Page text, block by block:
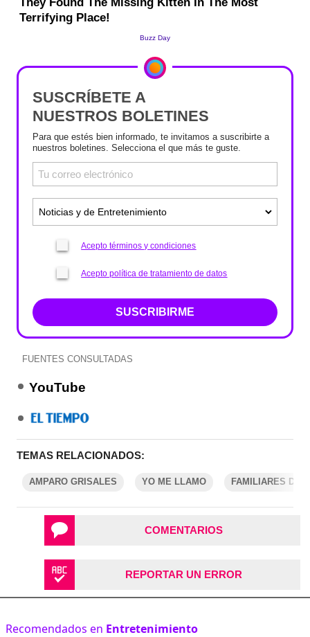
SUSCRÍBETE A
NUESTROS BOLETINES
Para que estés bien informado, te invitamos a suscribirte a
nuestros boletines. Selecciona el que más te guste.
Acepto términos y condiciones
Acepto política de tratamiento de datos
SUSCRIBIRME
FUENTES CONSULTADAS
YouTube
TEMAS RELACIONADOS:
AMPARO GRISALES YO ME LLAMO FAMILIARES DE
COMENTARIOS
REPORTAR UN ERROR
Recomendados en Entretenimiento